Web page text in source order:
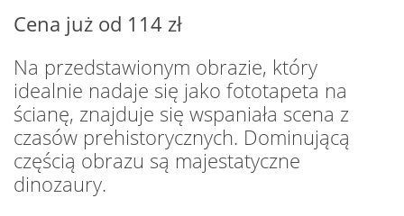
Cena już od 114 zł
Na przedstawionym obrazie, który
idealnie nadaje się jako fototapeta na
ścianę, znajduje się wspaniała scena z
czasów prehistorycznych. Dominującą
częścią obrazu są majestatyczne
dinozaury.